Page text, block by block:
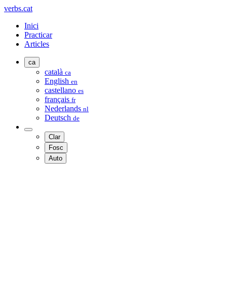
verbs.cat
Inici
Practicar
Articles
ca
català ca
English en
castellano es
français fr
Nederlands nl
Deutsch de
Clar
Fosc
Auto